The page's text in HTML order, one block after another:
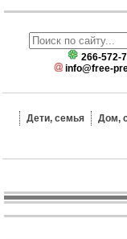
266-572-
info@free-
Дети, семья Дом,